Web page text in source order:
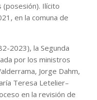
(posesión). Ilícito
en la comuna de
2023), la Segunda
por los ministros
Jorge Dahm,
Teresa Letelier–
en la revisión de